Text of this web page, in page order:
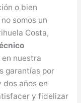
o bien
somos un
Costa,
nuestra
garantías por
dos años en
y fidelizar